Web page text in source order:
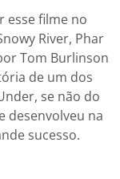
esse filme no
River, Phar
Tom Burlinson
de um dos
se não do
desenvolveu na
sucesso.